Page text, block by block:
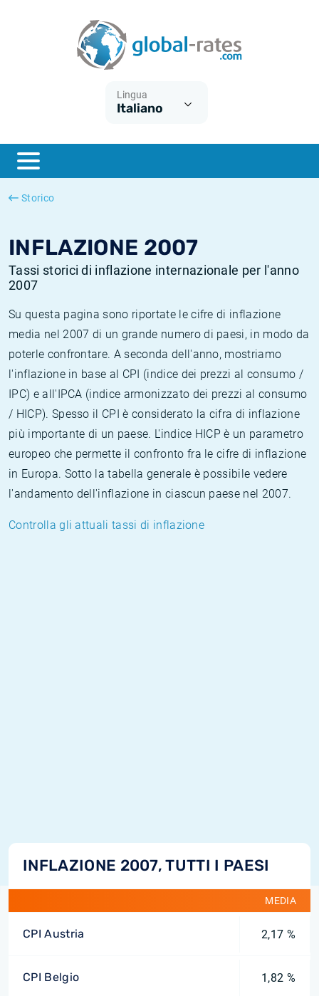
Lingua
Italiano
Storico
INFLAZIONE 2007
Tassi storici di inflazione internazionale per l'anno
2007
Su questa pagina sono riportate le cifre di inflazione
media nel 2007 di un grande numero di paesi, in modo da
poterle confrontare. A seconda dell'anno, mostriamo
l'inflazione in base al CPI (indice dei prezzi al consumo /
IPC) e all'IPCA (indice armonizzato dei prezzi al consumo
/ HICP). Spesso il CPI è considerato la cifra di inflazione
più importante di un paese. L'indice HICP è un parametro
europeo che permette il confronto fra le cifre di inflazione
in Europa. Sotto la tabella generale è possibile vedere
l'andamento dell'inflazione in ciascun paese nel 2007.
Controlla gli attuali tassi di inflazione
INFLAZIONE 2007, TUTTI I PAESI
MEDIA
CPI Austria 2,17 %
CPI Belgio 1,82 %
ESTER
SONIA
Cos'è l'inflazione CPI?
Cos'è l'inflazione HICP?
Inflazione Italia
Inflazione Stati Uniti
Tassi storici Euribor
Tassi storici di SONIA
Tassi storici di TONAR
Calcolatore dell’inflazione